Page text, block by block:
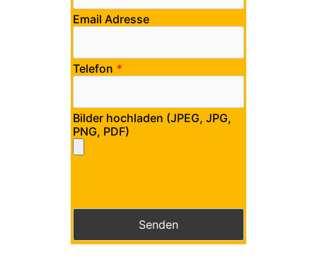
Email Adresse
Telefon *
Bilder hochladen (JPEG, JPG,
PNG, PDF)
Bitte lasse dieses Feld leer.